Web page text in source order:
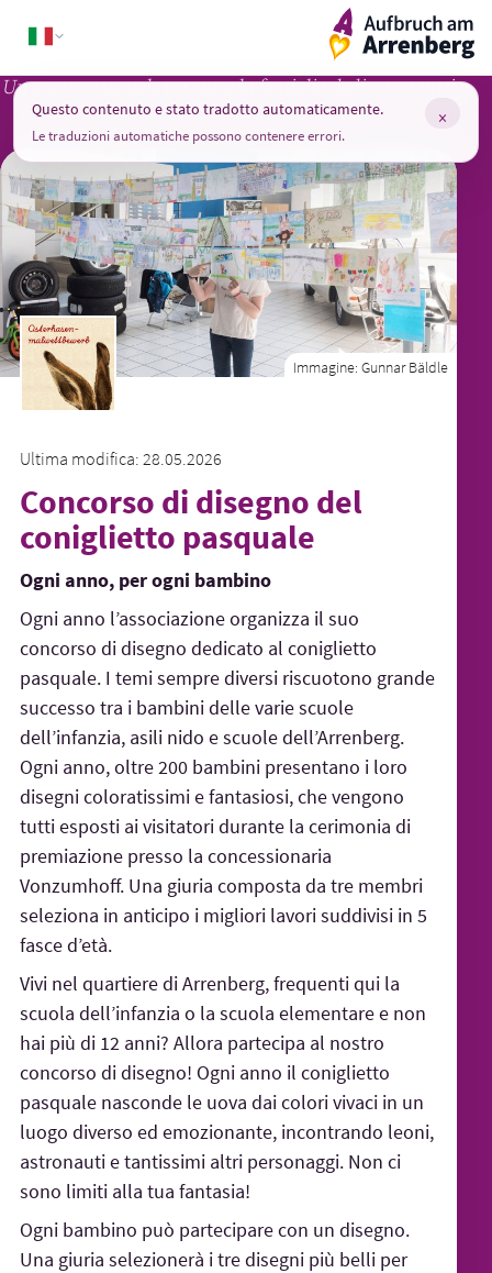
content
ArrenbergApp
Un evento pasquale per tutta la famiglia dedicato a tutti
i bambini di Arrenberg
Immagine: Gunnar Bäldle
Ultima modifica: 28.05.2026
Concorso di disegno del
coniglietto pasquale
Ogni anno, per ogni bambino
Ogni anno l’associazione organizza il suo
concorso di disegno dedicato al coniglietto
pasquale. I temi sempre diversi riscuotono grande
successo tra i bambini delle varie scuole
dell’infanzia, asili nido e scuole dell’Arrenberg.
Ogni anno, oltre 200 bambini presentano i loro
disegni coloratissimi e fantasiosi, che vengono
tutti esposti ai visitatori durante la cerimonia di
premiazione presso la concessionaria
Vonzumhoff. Una giuria composta da tre membri
seleziona in anticipo i migliori lavori suddivisi in 5
fasce d’età.
Vivi nel quartiere di Arrenberg, frequenti qui la
scuola dell’infanzia o la scuola elementare e non
hai più di 12 anni? Allora partecipa al nostro
concorso di disegno! Ogni anno il coniglietto
pasquale nasconde le uova dai colori vivaci in un
luogo diverso ed emozionante, incontrando leoni,
astronauti e tantissimi altri personaggi. Non ci
sono limiti alla tua fantasia!
Ogni bambino può partecipare con un disegno.
Una giuria selezionerà i tre disegni più belli per
Questo contenuto e stato tradotto automaticamente.
Le traduzioni automatiche possono contenere errori.
×